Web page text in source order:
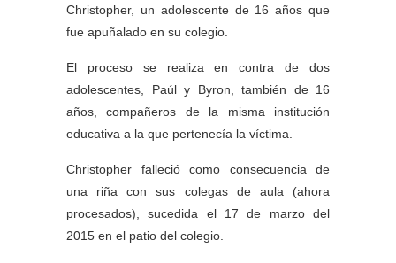
Christopher, un adolescente de 16 años que
fue apuñalado en su colegio.
El proceso se realiza en contra de dos
adolescentes, Paúl y Byron, también de 16
años, compañeros de la misma institución
educativa a la que pertenecía la víctima.
Christopher falleció como consecuencia de
una riña con sus colegas de aula (ahora
procesados), sucedida el 17 de marzo del
2015 en el patio del colegio.